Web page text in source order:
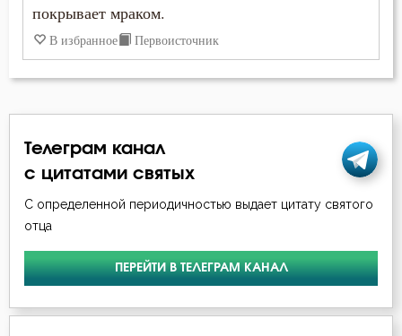
Душа
Зло
Любомудрие
Молитва
Иоанн Златоуст
Иоанн Кронштадтский
Лев Оптинский (Наголкин)
Макарий Оптинский (Иванов)
Максим Исповедник
Никита Стифат
Никодим Святогорец
покрывает мраком.
В избранное Первоисточник
Телеграм канал
с цитатами святых
С определенной периодичностью выдает цитату святого
отца
ПЕРЕЙТИ В ТЕЛЕГРАМ КАНАЛ